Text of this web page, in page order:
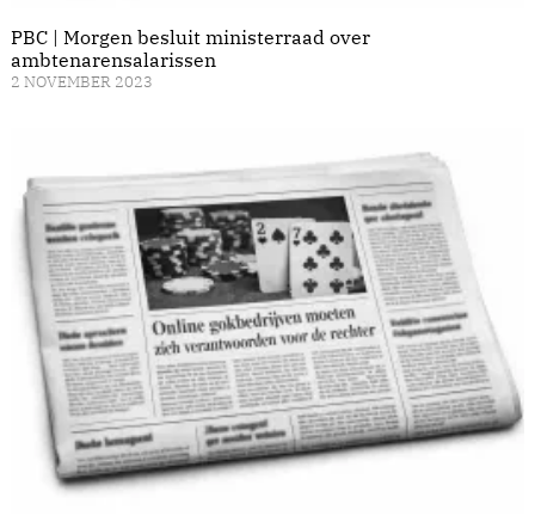
PBC | Morgen besluit ministerraad over
ambtenarensalarissen
2 NOVEMBER 2023